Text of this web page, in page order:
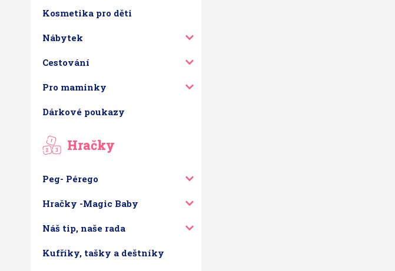
Kosmetika pro děti
Nábytek
Cestování
Pro maminky
Dárkové poukazy
Hračky
Peg- Pérego
Hračky -Magic Baby
Náš tip, naše rada
Kufříky, tašky a deštníky